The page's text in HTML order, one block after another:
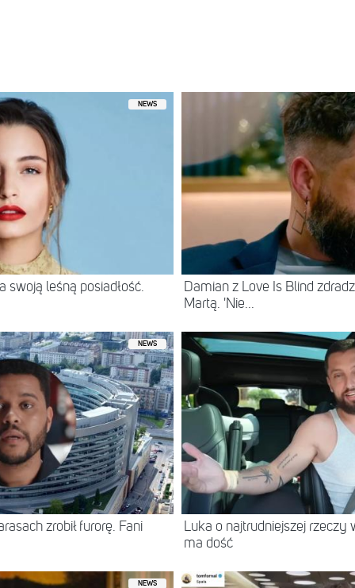
NEWS
leśną posiadłość.
Damian z Love Is Blind
Martą. 'Nie...
NEWS
zrobił furorę. Fani
Luka o najtrudniejszej rzeczy
ma dość
NEWS